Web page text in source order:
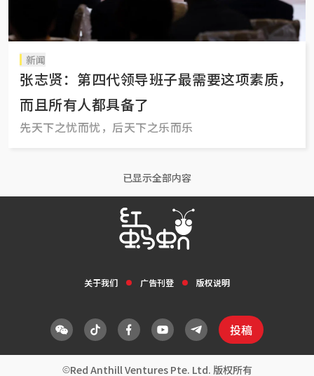
新闻
张志贤：第四代领导班子最需要这项素质，
而且所有人都具备了
先天下之忧而忧，后天下之乐而乐
已显示全部内容
关于我们 广告刊登 版权说明
投稿
Red Anthill Ventures Pte. Ltd. 版权所有